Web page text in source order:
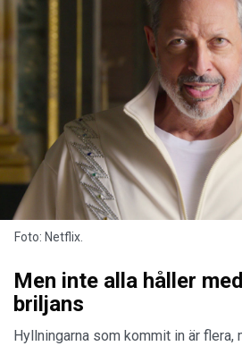
Foto: Netflix.
Men inte alla håller
briljans
Hyllningarna som kommit in är flera,